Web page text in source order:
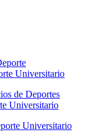
Universitario
de Deportes
Universitario
Universitario